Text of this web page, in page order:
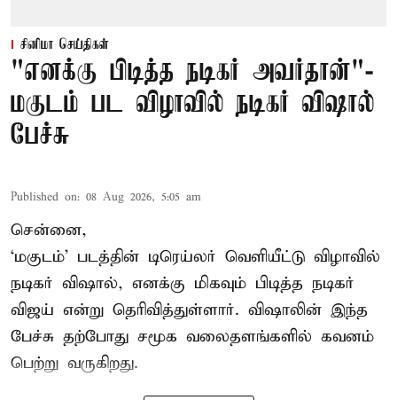
சினிமா செய்திகள்
"எனக்கு பிடித்த நடிகர் அவர்தான்"-
மகுடம் பட விழாவில் நடிகர் விஷால்
பேச்சு
Published on: 08 Aug 2026, 5:05 am
சென்னை,
‘மகுடம்’ படத்தின் டிரெய்லர் வெளியீட்டு விழாவில்
நடிகர் விஷால், எனக்கு மிகவும் பிடித்த நடிகர்
விஜய் என்று தெரிவித்துள்ளார். விஷாலின் இந்த
பேச்சு தற்போது சமூக வலைதளங்களில் கவனம்
பெற்று வருகிறது.